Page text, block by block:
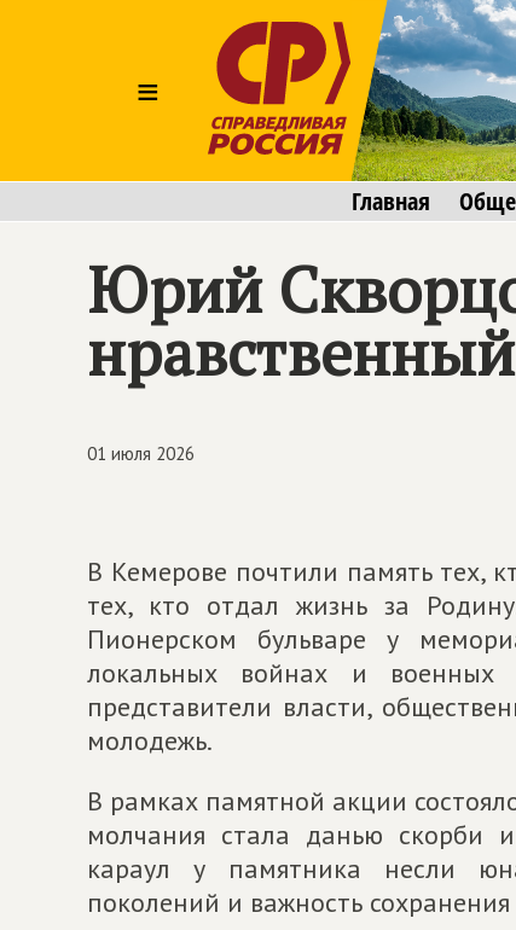
≡
Главная
Юрий
01 июля 2026
В Кемерове почтили память тех,
тех, кто отдал жизнь за
Пионерском бульваре у
локальных войнах и военных
представители власти,
молодежь.
В рамках памятной акции
молчания стала данью скорби
караул у памятника несли
поколений и важность